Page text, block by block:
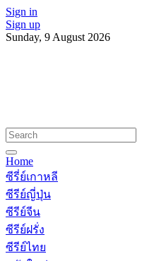
Sign in
Sign up
Sunday, 9 August 2026
Home
ซีรี่ย์เกาหลี
ซีรีย์ญี่ปุ่น
ซีรีย์จีน
ซีรีย์ฝรั่ง
ซีรีย์ไทย